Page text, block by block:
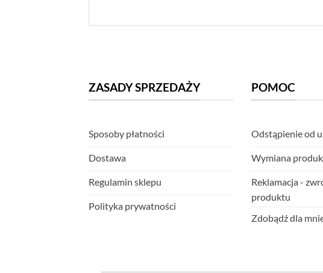
ZASADY SPRZEDAŻY
Sposoby płatności
Dostawa
Regulamin sklepu
Polityka prywatności
POMOC
Odstąpienie od
Wymiana
Reklamacja -
produktu
Zdobądź dla